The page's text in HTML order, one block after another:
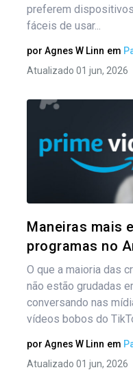
preferem
fáceis de usar...
por Agnes W Linn em
Atualizado 01 jun, 2026
Maneiras mais
programas no
O que a maioria das
não estão grudadas
conversando nas
vídeos bobos do
por Agnes W Linn em
Atualizado 01 jun, 2026